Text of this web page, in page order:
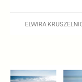
ELWIRA